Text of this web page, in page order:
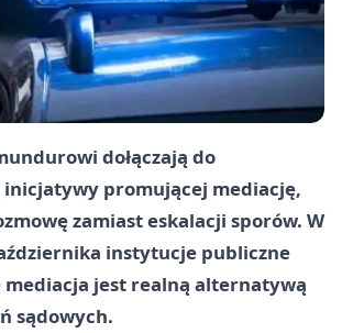
dołączają do
promującej mediację,
zamiast eskalacji sporów. W
instytucje publiczne
mediacja jest realną alternatywą
sądowych.